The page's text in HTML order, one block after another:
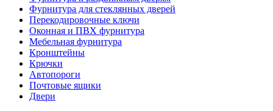
Фурнитура для стеклянных дверей
Перекодировочные ключи
Оконная и ПВХ фурнитура
Мебельная фурнитура
Кронштейны
Крючки
Автопороги
Почтовые ящики
Двери